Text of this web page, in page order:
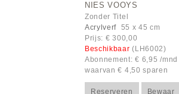
NIES VOOYS
Zonder Titel
Acrylverf 55 x 45 cm
Prijs: € 300,00
Beschikbaar(LH6002)
Abonnement: € 6,95 /mnd
waarvan € 4,50 sparen
Reserveren Bewaar